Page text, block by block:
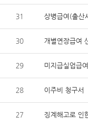
31 상병급여(출산
30 개별연장급여
29 미지급실업급
28 이주비 청구서
27 징계해고로 인